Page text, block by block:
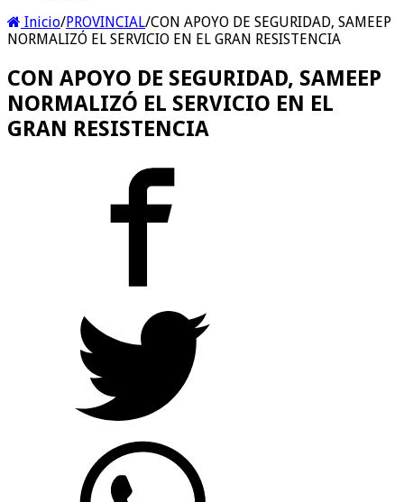
Inicio/PROVINCIAL/CON APOYO DE SEGURIDAD, SAMEEP
NORMALIZÓ EL SERVICIO EN EL GRAN RESISTENCIA
CON APOYO DE SEGURIDAD, SAMEEP
NORMALIZÓ EL SERVICIO EN EL
GRAN RESISTENCIA